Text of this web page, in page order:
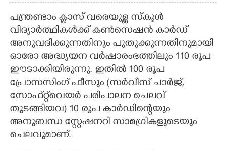
പന്ത്രണ്ടാം ക്ലാസ് വരെയുള്ള സ്കൂൾ
വിദ്യാർത്ഥികൾക്ക് കൺസെഷൻ കാർഡ്
അനുവദിക്കുന്നതിനും പുതുക്കുന്നതിനുമായി
ഓരോ അദ്ധ്യയന വർഷാരംഭത്തിലും 110 രൂപ
ഈടാക്കിയിരുന്നു. ഇതിൽ 100 രൂപ
പ്രോസസിംഗ് ഫീസും (സർവീസ് ചാർജ്,
സോഫ്റ്റ്‌വെയർ പരിപാലന ചെലവ്
തുടങ്ങിയവ) 10 രൂപ കാർഡിന്റെയും
അനുബന്ധ സ്റ്റേഷനറി സാമഗ്രികളുടെയും
ചെലവുമാണ്.